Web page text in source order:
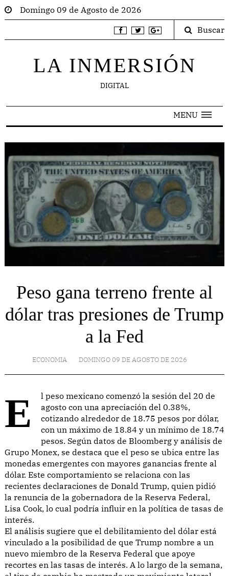
Domingo 09 de Agosto de 2026
Buscar
LA INMERSIÓN
DIGITAL
MENU
Peso gana terreno frente al
dólar tras presiones de Trump
a la Fed
ECONOMIA DOMINGO 09 DE AGOSTO DE 2026
El peso mexicano comenzó la sesión del 20 de
agosto con una apreciación del 0.38%,
cotizando alrededor de 18.75 pesos por dólar,
con un máximo de 18.84 y un mínimo de 18.74
pesos. Según datos de Bloomberg y análisis de
Grupo Monex, se destaca que el peso se ubica entre las
monedas emergentes con mayores ganancias frente al
dólar. Este comportamiento se relaciona con las
recientes declaraciones de Donald Trump, quien pidió
la renuncia de la gobernadora de la Reserva Federal,
Lisa Cook, lo cual podría influir en la política de tasas de
interés.
El análisis sugiere que el debilitamiento del dólar está
vinculado a la posibilidad de que Trump nombre a un
nuevo miembro de la Reserva Federal que apoye
recortes en las tasas de interés. A lo largo de la semana,